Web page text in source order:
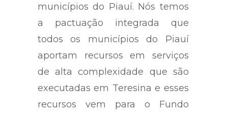
municípios do Piauí. Nós temos
a pactuação integrada que
todos os municípios do Piauí
aportam recursos em serviços
de alta complexidade que são
executadas em Teresina e esses
recursos vem para o Fundo